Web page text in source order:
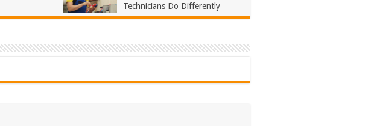
Technicians Do Differently
September 27, 2025 0